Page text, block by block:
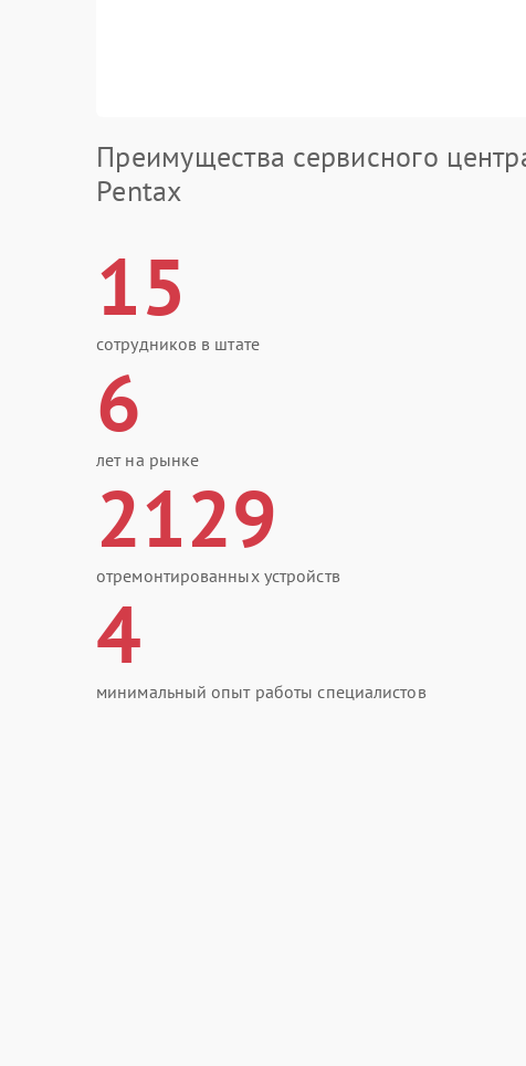
Преимущества сервисного
Pentax
15
сотрудников в штате
6
лет на рынке
2129
отремонтированных устройств
4
минимальный опыт работы специалистов